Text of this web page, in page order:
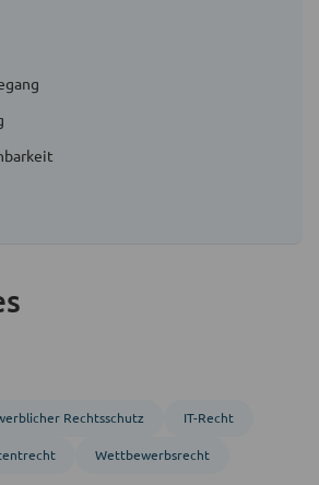
Rechtsschutz IT-Recht
Wettbewerbsrecht